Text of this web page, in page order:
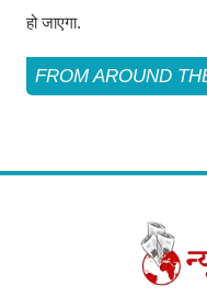
हो जाएगा.
FROM AROUND